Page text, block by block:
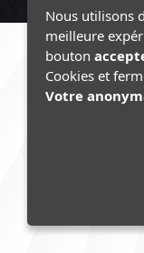
Nous utilisons
meilleure
bouton
Cookies et
Votre